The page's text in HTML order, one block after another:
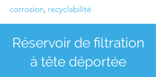
corrosion, recyclabilité
Réservoir de filtration
à tête déportée